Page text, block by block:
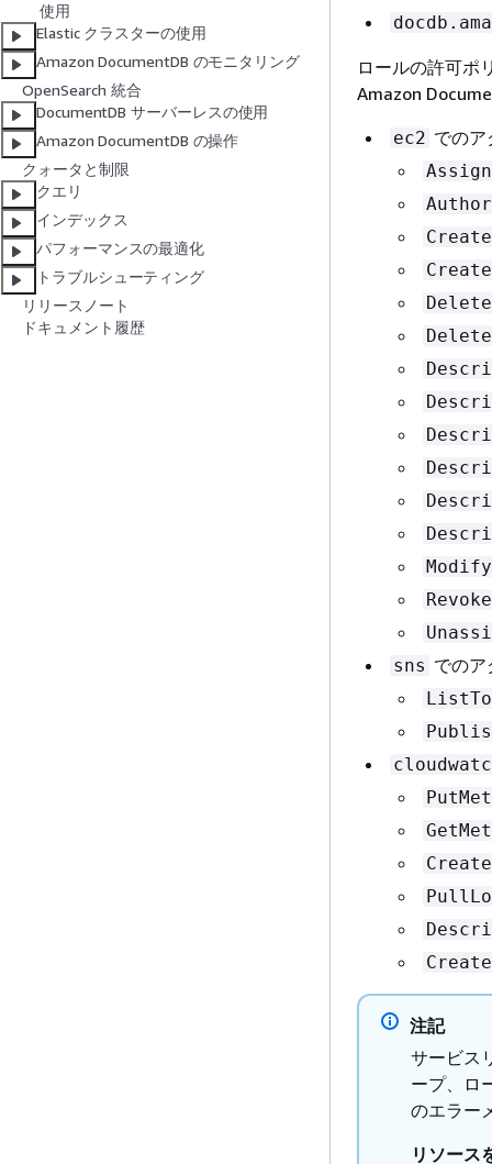
使用
Elastic クラスターの使用
Amazon DocumentDB のモニタリング
OpenSearch 統合
DocumentDB サーバーレスの使用
Amazon DocumentDB の操作
クォータと制限
クエリ
インデックス
パフォーマンスの最適化
トラブルシューティング
リリースノート
ドキュメント履歴
ロールの許可ポ
Amazon
ec2 でのア
sns でのア
注記
サービス
ープ、ロ
のエラー
リソース